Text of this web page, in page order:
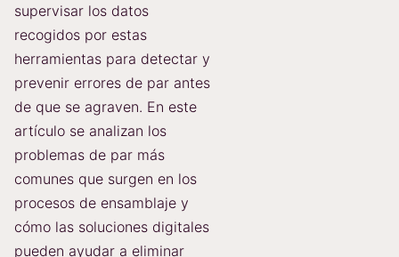
supervisar los datos
recogidos por estas
herramientas para detectar y
prevenir errores de par antes
de que se agraven. En este
artículo se analizan los
problemas de par más
comunes que surgen en los
procesos de ensamblaje y
cómo las soluciones digitales
pueden ayudar a eliminar